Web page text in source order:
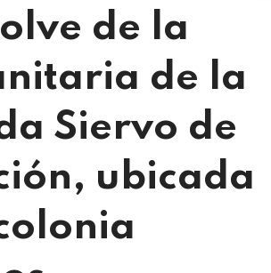
de la
de la
Siervo de
ubicada